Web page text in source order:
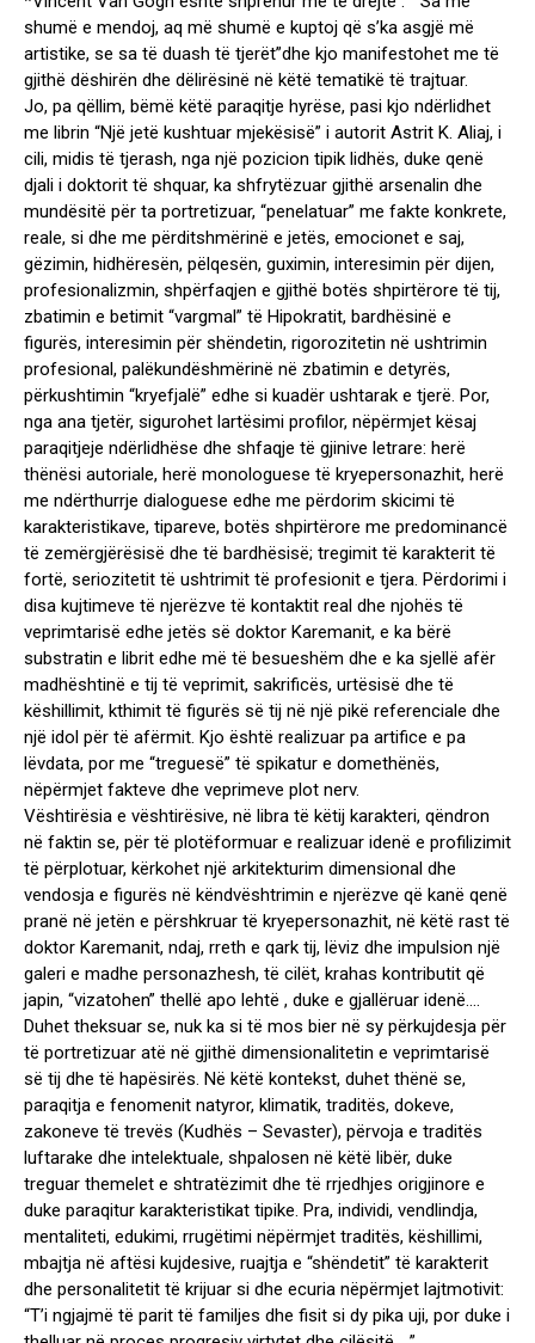
shumë e mendoj, aq më shumë e kuptoj që s’ka asgjë më
artistike, se sa të duash të tjerët”dhe kjo manifestohet me të
gjithë dëshirën dhe dëlirësinë në këtë tematikë të trajtuar.
Jo, pa qëllim, bëmë këtë paraqitje hyrëse, pasi kjo ndërlidhet
me librin “Një jetë kushtuar mjekësisë” i autorit Astrit K. Aliaj, i
cili, midis të tjerash, nga një pozicion tipik lidhës, duke qenë
djali i doktorit të shquar, ka shfrytëzuar gjithë arsenalin dhe
mundësitë për ta portretizuar, “penelatuar” me fakte konkrete,
reale, si dhe me përditshmërinë e jetës, emocionet e saj,
gëzimin, hidhëresën, pëlqesën, guximin, interesimin për dijen,
profesionalizmin, shpërfaqjen e gjithë botës shpirtërore të tij,
zbatimin e betimit “vargmal” të Hipokratit, bardhësinë e
figurës, interesimin për shëndetin, rigorozitetin në ushtrimin
profesional, palëkundëshmërinë në zbatimin e detyrës,
përkushtimin “kryefjalë” edhe si kuadër ushtarak e tjerë. Por,
nga ana tjetër, sigurohet lartësimi profilor, nëpërmjet kësaj
paraqitjeje ndërlidhëse dhe shfaqje të gjinive letrare: herë
thënësi autoriale, herë monologuese të kryepersonazhit, herë
me ndërthurrje dialoguese edhe me përdorim skicimi të
karakteristikave, tipareve, botës shpirtërore me predominancë
të zemërgjërësisë dhe të bardhësisë; tregimit të karakterit të
fortë, seriozitetit të ushtrimit të profesionit e tjera. Përdorimi i
disa kujtimeve të njerëzve të kontaktit real dhe njohës të
veprimtarisë edhe jetës së doktor Karemanit, e ka bërë
substratin e librit edhe më të besueshëm dhe e ka sjellë afër
madhështinë e tij të veprimit, sakrificës, urtësisë dhe të
këshillimit, kthimit të figurës së tij në një pikë referenciale dhe
një idol për të afërmit. Kjo është realizuar pa artifice e pa
lëvdata, por me “treguesë” të spikatur e domethënës,
nëpërmjet fakteve dhe veprimeve plot nerv.
Vështirësia e vështirësive, në libra të këtij karakteri, qëndron
në faktin se, për të plotëformuar e realizuar idenë e profilizimit
të përplotuar, kërkohet një arkitekturim dimensional dhe
vendosja e figurës në këndvështrimin e njerëzve që kanë qenë
pranë në jetën e përshkruar të kryepersonazhit, në këtë rast të
doktor Karemanit, ndaj, rreth e qark tij, lëviz dhe impulsion një
galeri e madhe personazhesh, të cilët, krahas kontributit që
japin, “vizatohen” thellë apo lehtë , duke e gjallëruar idenë….
Duhet theksuar se, nuk ka si të mos bier në sy përkujdesja për
të portretizuar atë në gjithë dimensionalitetin e veprimtarisë
së tij dhe të hapësirës. Në këtë kontekst, duhet thënë se,
paraqitja e fenomenit natyror, klimatik, traditës, dokeve,
zakoneve të trevës (Kudhës – Sevaster), përvoja e traditës
luftarake dhe intelektuale, shpalosen në këtë libër, duke
treguar themelet e shtratëzimit dhe të rrjedhjes origjinore e
duke paraqitur karakteristikat tipike. Pra, individi, vendlindja,
mentaliteti, edukimi, rrugëtimi nëpërmjet traditës, këshillimi,
mbajtja në aftësi kujdesive, ruajtja e “shëndetit” të karakterit
dhe personalitetit të krijuar si dhe ecuria nëpërmjet lajtmotivit:
“T’i ngjajmë të parit të familjes dhe fisit si dy pika uji, por duke i